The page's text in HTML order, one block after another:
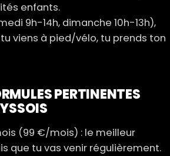
enfants.
9h-14h, dimanche 10h-13h),
viens à pied/vélo, tu prends ton
PERTINENTES
(99 €/mois) : le meilleur
que tu vas venir régulièrement.